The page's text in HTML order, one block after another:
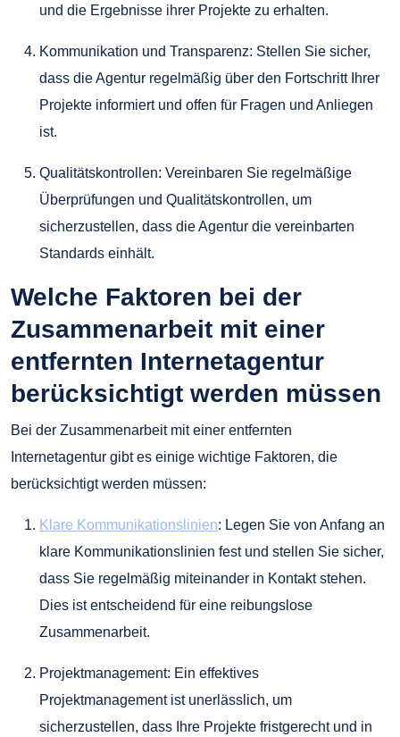
und die Ergebnisse ihrer Projekte zu erhalten.
Kommunikation und Transparenz: Stellen Sie sicher,
dass die Agentur regelmäßig über den Fortschritt Ihrer
Projekte informiert und offen für Fragen und Anliegen
ist.
Qualitätskontrollen: Vereinbaren Sie regelmäßige
Überprüfungen und Qualitätskontrollen, um
sicherzustellen, dass die Agentur die vereinbarten
Standards einhält.
Welche Faktoren bei der
Zusammenarbeit mit einer
entfernten Internetagentur
berücksichtigt werden müssen
Bei der Zusammenarbeit mit einer entfernten
Internetagentur gibt es einige wichtige Faktoren, die
berücksichtigt werden müssen:
Klare Kommunikationslinien: Legen Sie von Anfang an
klare Kommunikationslinien fest und stellen Sie sicher,
dass Sie regelmäßig miteinander in Kontakt stehen.
Dies ist entscheidend für eine reibungslose
Zusammenarbeit.
Projektmanagement: Ein effektives
Projektmanagement ist unerlässlich, um
sicherzustellen, dass Ihre Projekte fristgerecht und in